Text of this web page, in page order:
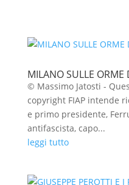
MILANO SULLE ORME
© Massimo Jatosti -
copyright FIAP intende
e primo presidente,
antifascista, capo...
leggi tutto